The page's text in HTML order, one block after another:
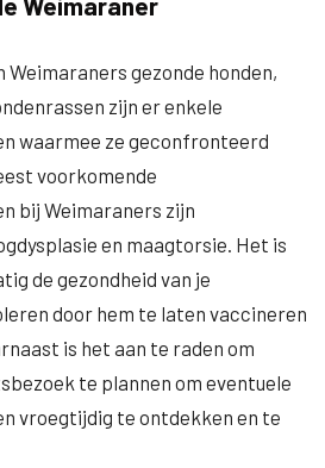
Weimaraners gezonde honden,
zijn er enkele
waarmee ze geconfronteerd
voorkomende
bij Weimaraners zijn
en maagtorsie. Het is
de gezondheid van je
door hem te laten vaccineren
is het aan te raden om
te plannen om eventuele
vroegtijdig te ontdekken en te